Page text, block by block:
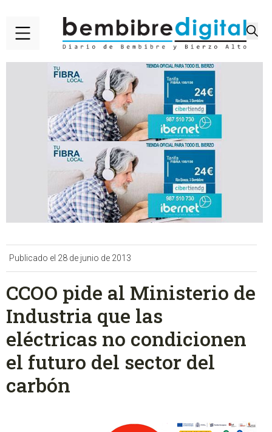
Publicado el 28 de junio de 2013
CCOO pide al Ministerio de
Industria que las
eléctricas no condicionen
el futuro del sector del
carbón